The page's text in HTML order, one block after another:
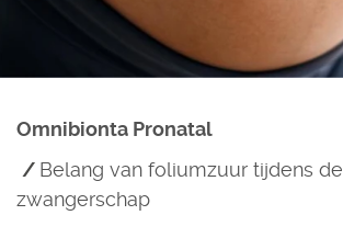
Omnibionta Pronatal
Belang van foliumzuur tijdens de
zwangerschap